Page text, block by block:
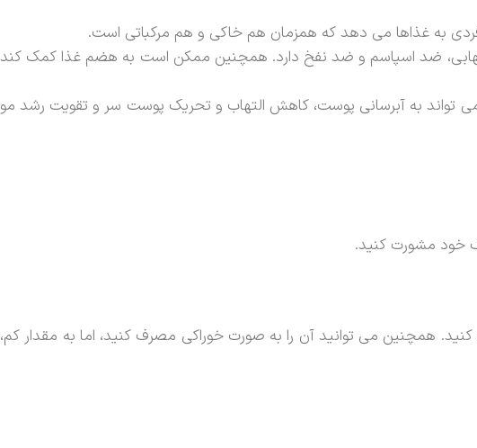
به غذاها می دهد که همزمان هم خاکی و هم مرکباتی است.
ضد اسپاسم و ضد نفخ دارد. همچنین ممکن است به هضم غذا کمک کند
تواند به آبرسانی پوست، کاهش التهاب و تحریک پوست سر و تقویت رشد مو
خود مشورت کنید.
همچنین می توانید آن را به صورت خوراکی مصرف کنید، اما به مقدار کم،